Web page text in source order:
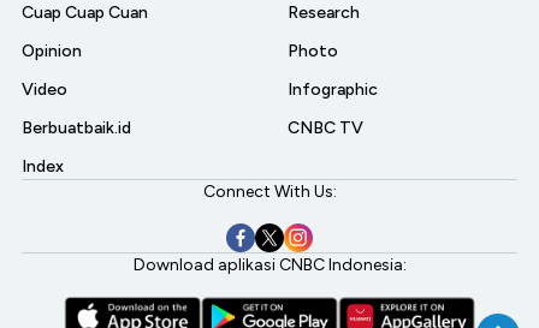
Cuap Cuap Cuan
Opinion
Video
Berbuatbaik.id
Index
Research
Photo
Infographic
CNBC TV
Connect With Us:
Download aplikasi CNBC Indonesia: